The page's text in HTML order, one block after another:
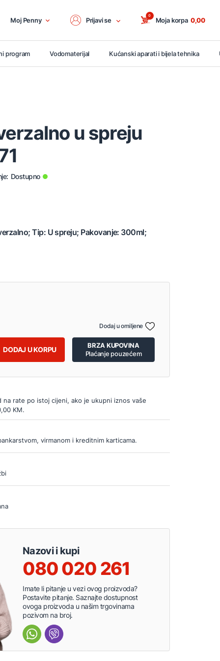
Moj Penny Prijavi se Moja korpa
0
0,00
program Vodomaterijal Kućanski aparati i bijela tehnika
u spreju
Dostupno
Tip: U spreju; Pakovanje: 300ml;
DODAJ U KORPU
BRZA KUPOVINA
Plaćanje pouzećem
Dodaj u omiljene
na rate po istoj cijeni, ako je ukupni iznos vaše
KM.
virmanom i kreditnim karticama.
Nazovi i kupi
080 020 261
Imate li pitanje u vezi ovog proizvoda?
Postavite pitanje. Saznajte dostupnost
ovoga proizvoda u našim trgovinama
pozivom na broj.